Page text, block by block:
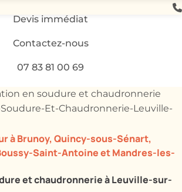
Devis immédiat
Contactez-nous
07 83 81 00 69
en soudure et chaudronnerie
Et-Chaudronnerie-Leuville-
et chaudronnerie à Leuville-sur-
à Brunoy, Quincy-sous-Sénart,
Saint-Antoine et Mandres-les-